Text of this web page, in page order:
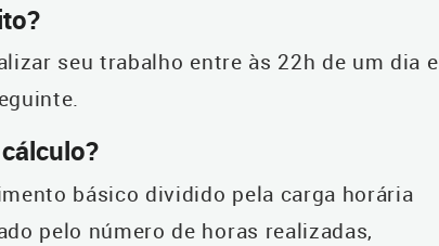
seu trabalho entre às 22h de um dia e
básico dividido pela carga horária
pelo número de horas realizadas,